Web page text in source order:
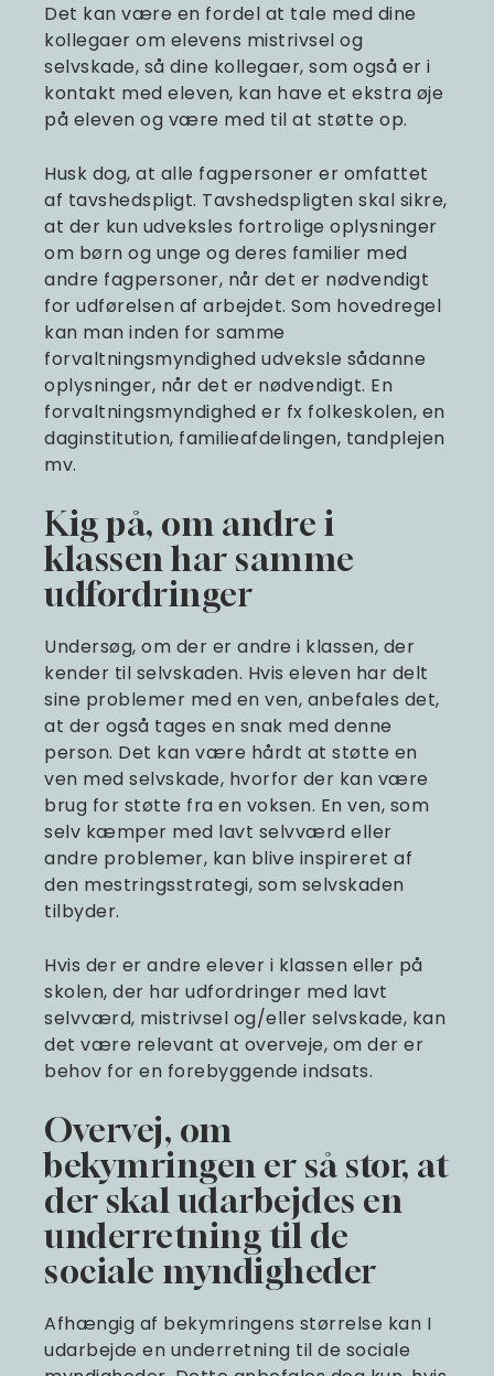
Det kan være en fordel at tale med dine
kollegaer om elevens mistrivsel og
selvskade, så dine kollegaer, som også er i
kontakt med eleven, kan have et ekstra øje
på eleven og være med til at støtte op.
Husk dog, at alle fagpersoner er omfattet
af tavshedspligt. Tavshedspligten skal sikre,
at der kun udveksles fortrolige oplysninger
om børn og unge og deres familier med
andre fagpersoner, når det er nødvendigt
for udførelsen af arbejdet. Som hovedregel
kan man inden for samme
forvaltningsmyndighed udveksle sådanne
oplysninger, når det er nødvendigt. En
forvaltningsmyndighed er fx folkeskolen, en
daginstitution, familieafdelingen, tandplejen
mv.
Kig på, om andre i
klassen har samme
udfordringer
Undersøg, om der er andre i klassen, der
kender til selvskaden. Hvis eleven har delt
sine problemer med en ven, anbefales det,
at der også tages en snak med denne
person. Det kan være hårdt at støtte en
ven med selvskade, hvorfor der kan være
brug for støtte fra en voksen. En ven, som
selv kæmper med lavt selvværd eller
andre problemer, kan blive inspireret af
den mestringsstrategi, som selvskaden
tilbyder.
Hvis der er andre elever i klassen eller på
skolen, der har udfordringer med lavt
selvværd, mistrivsel og/eller selvskade, kan
det være relevant at overveje, om der er
behov for en forebyggende indsats.
Overvej, om
bekymringen er så stor, at
der skal udarbejdes en
underretning til de
sociale myndigheder
Afhængig af bekymringens størrelse kan I
udarbejde en underretning til de sociale